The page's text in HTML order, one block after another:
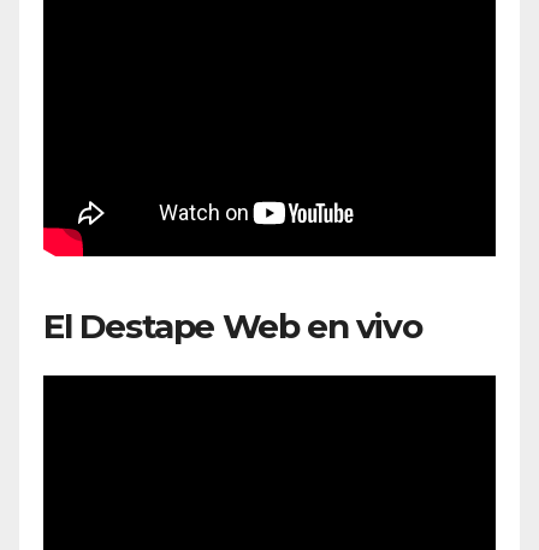
El Destape Web en vivo